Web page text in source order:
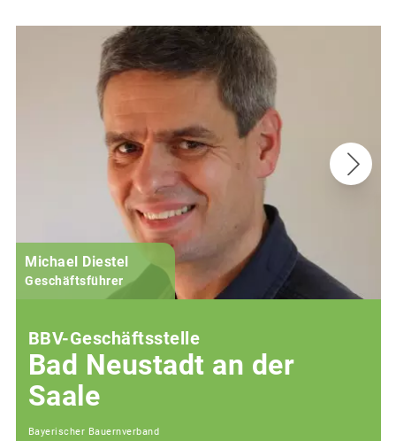
Michael Diestel
Geschäftsführer
BBV-Geschäftsstelle
Bad Neustadt an der
Saale
Bayerischer Bauernverband